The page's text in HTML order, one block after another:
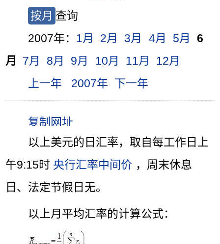
按月 查询
2007年： 1月 2月 3月 4月 5月
6
月
7月 8月 9月 10月 11月
12月
上一年
2007年 下一年
以上美元的日汇率，取自每工作日上
午9:15时 央行汇率中间价 ，周末休息
日、法定节假日无。
以上月平均汇率的计算公式：